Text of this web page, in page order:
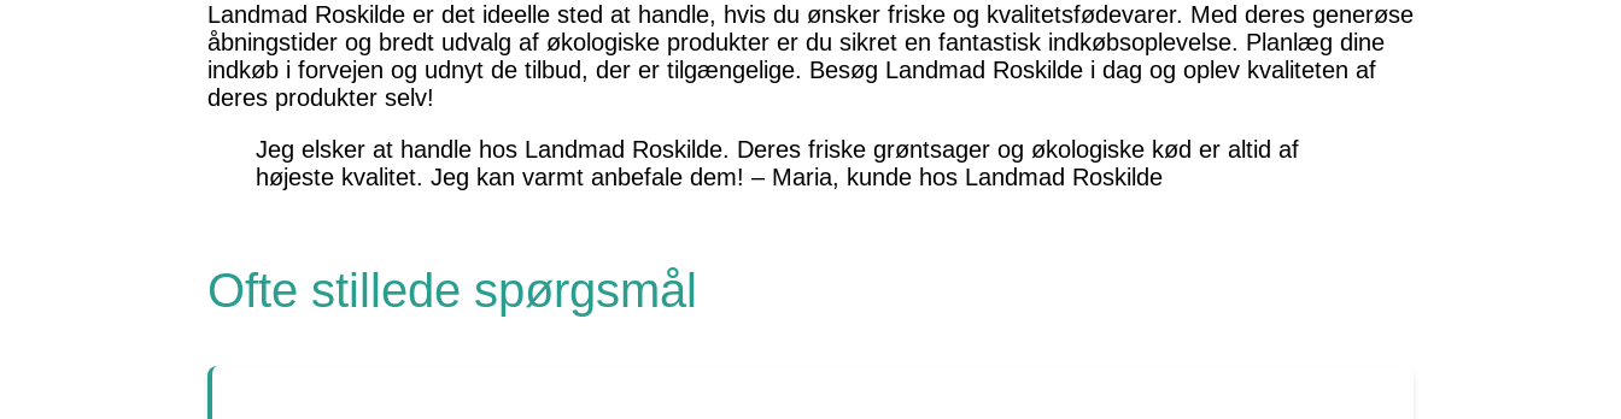
Landmad Roskilde er det ideelle sted at handle, hvis du ønsker friske og kvalitetsfødevarer. Med deres generøse
åbningstider og bredt udvalg af økologiske produkter er du sikret en fantastisk indkøbsoplevelse. Planlæg dine
indkøb i forvejen og udnyt de tilbud, der er tilgængelige. Besøg Landmad Roskilde i dag og oplev kvaliteten af
deres produkter selv!
Jeg elsker at handle hos Landmad Roskilde. Deres friske grøntsager og økologiske kød er altid af
højeste kvalitet. Jeg kan varmt anbefale dem! – Maria, kunde hos Landmad Roskilde
Ofte stillede spørgsmål